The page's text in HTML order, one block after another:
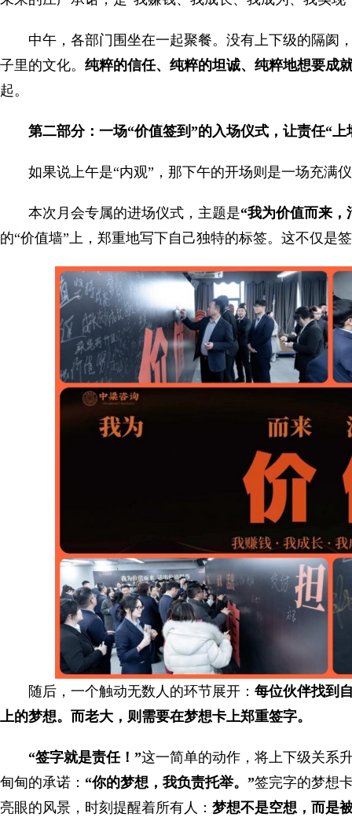
中午，各部门围坐在一起聚餐。没有上下级的隔阂
子里的文化。 纯粹的信任、纯粹的坦诚、纯粹地想要成
起。
第二部分：一场“价值签到”的入场仪式，让责任“上
如果说上午是“内观”，那下午的开场则是一场充满
本次月会专属的进场仪式，主题是“我为价值而来，
的“价值墙”上，郑重地写下自己独特的标签。这不仅是
随后，一个触动无数人的环节展开： 每位伙伴找到
上的梦想。而老大，则需要在梦想卡上郑重签字。
“签字就是责任！”这一简单的动作，将上下级关系
甸甸的承诺： “你的梦想，我负责托举。”签完字的梦想
亮眼的风景，时刻提醒着所有人： 梦想不是空想，而是